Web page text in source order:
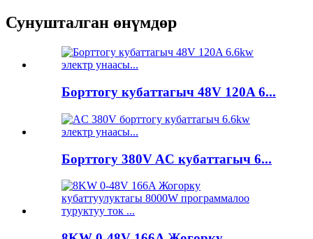
Сунушталган өнүмдөр
Борттогу кубаттагыч 48V 120A 6...
Борттогу 380V AC кубаттагыч 6...